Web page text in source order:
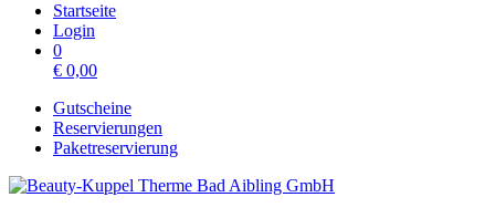
Startseite
Login
0
€ 0,00
Gutscheine
Reservierungen
Paketreservierung